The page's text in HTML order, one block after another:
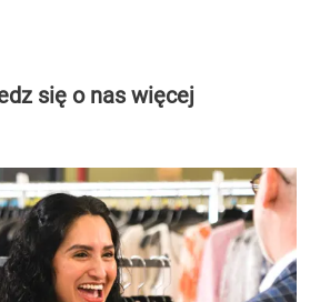
się o nas więcej